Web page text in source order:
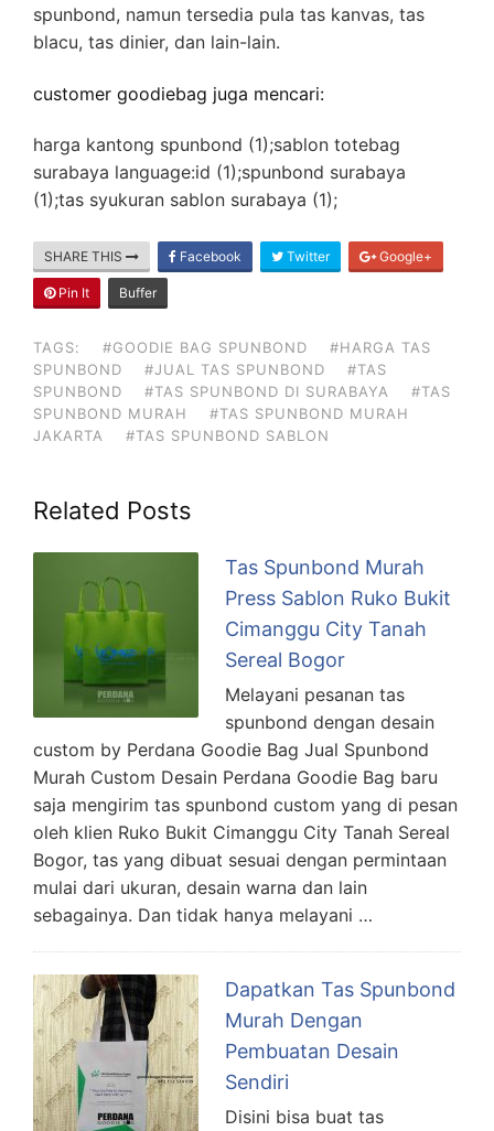
spunbond, namun tersedia pula tas kanvas, tas
blacu, tas dinier, dan lain-lain.
customer goodiebag juga mencari:
harga kantong spunbond (1);sablon totebag
surabaya language:id (1);spunbond surabaya
(1);tas syukuran sablon surabaya (1);
SHARE THIS Facebook Twitter Google+
Pin It Buffer
TAGS: #GOODIE BAG SPUNBOND
#HARGA TAS
SPUNBOND
#JUAL TAS SPUNBOND
#TAS
SPUNBOND
#TAS SPUNBOND DI SURABAYA
#TAS
SPUNBOND MURAH
#TAS SPUNBOND MURAH
JAKARTA
#TAS SPUNBOND SABLON
Related Posts
Tas Spunbond Murah
Press Sablon Ruko Bukit
Cimanggu City Tanah
Sereal Bogor
Melayani pesanan tas
spunbond dengan desain
custom by Perdana Goodie Bag Jual Spunbond
Murah Custom Desain Perdana Goodie Bag baru
saja mengirim tas spunbond custom yang di pesan
oleh klien Ruko Bukit Cimanggu City Tanah Sereal
Bogor, tas yang dibuat sesuai dengan permintaan
mulai dari ukuran, desain warna dan lain
sebagainya. Dan tidak hanya melayani …
Dapatkan Tas Spunbond
Murah Dengan
Pembuatan Desain
Sendiri
Disini bisa buat tas